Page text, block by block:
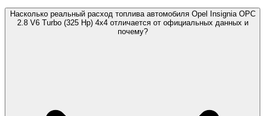
Насколько реальный расход топлива автомобиля Opel Insignia OPC
2.8 V6 Turbo (325 Hp) 4x4 отличается от официальных данных и
почему?